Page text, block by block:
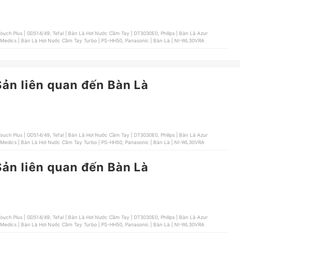
Plus | GD514/49, Tefal | Bàn Là Hơi Nước Cầm Tay | DT3030E0, Philips | Bàn Là Azur
| Bàn Là Hơi Nước Cầm Tay Turbo | PS-HH50, Panasonic | Bàn Là | NI-WL30VRA
liên quan đến Bàn Là
Plus | GD514/49, Tefal | Bàn Là Hơi Nước Cầm Tay | DT3030E0, Philips | Bàn Là Azur
| Bàn Là Hơi Nước Cầm Tay Turbo | PS-HH50, Panasonic | Bàn Là | NI-WL30VRA
liên quan đến Bàn Là
Plus | GD514/49, Tefal | Bàn Là Hơi Nước Cầm Tay | DT3030E0, Philips | Bàn Là Azur
| Bàn Là Hơi Nước Cầm Tay Turbo | PS-HH50, Panasonic | Bàn Là | NI-WL30VRA